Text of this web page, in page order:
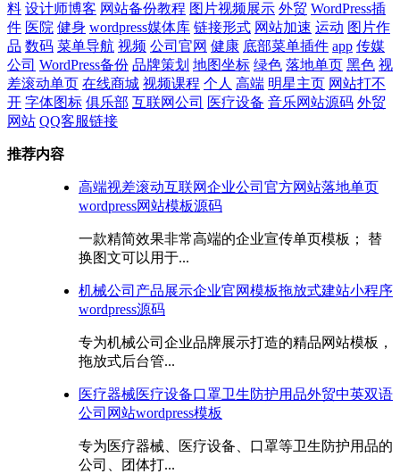
料 设计师博客 网站备份教程 图片视频展示 外贸 WordPress插
件 医院 健身 wordpress媒体库 链接形式 网站加速 运动 图片作
品 数码 菜单导航 视频 公司官网 健康 底部菜单插件 app 传媒
公司 WordPress备份 品牌策划 地图坐标 绿色 落地单页 黑色 视
差滚动单页 在线商城 视频课程 个人 高端 明星主页 网站打不
开 字体图标 俱乐部 互联网公司 医疗设备 音乐网站源码 外贸
网站 QQ客服链接
推荐内容
高端视差滚动互联网企业公司官方网站落地单页
wordpress网站模板源码
一款精简效果非常高端的企业宣传单页模板； 替
换图文可以用于...
机械公司产品展示企业官网模板拖放式建站小程序
wordpress源码
专为机械公司企业品牌展示打造的精品网站模板，
拖放式后台管...
医疗器械医疗设备口罩卫生防护用品外贸中英双语
公司网站wordpress模板
专为医疗器械、医疗设备、口罩等卫生防护用品的
公司、团体打...